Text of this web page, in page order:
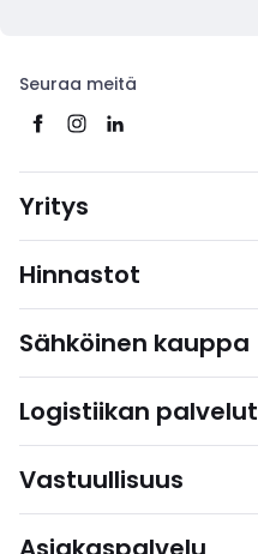
Seuraa meitä
Yritys
Hinnastot
Sähköinen kauppa
Logistiikan palvelut
Vastuullisuus